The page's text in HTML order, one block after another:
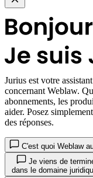
Jurius est votre
concernant Weblaw.
abonnements, les
aider. Posez
des réponses.
C'est quoi Weblaw
Je viens de terminer mes études et je m'intéresse à une carriére
dans le domaine